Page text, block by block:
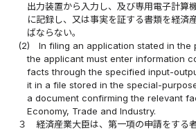
出力装置から入力し、及び専用電子計算
に記録し、又は事実を証する書類を経済
ばならない。
(2)
In filing an application stated in the
the applicant must enter information
facts through the specified input-
it in a file stored in the special-
a document confirming the relevant
Economy, Trade and Industry.
３
経済産業大臣は、第一項の申請をする